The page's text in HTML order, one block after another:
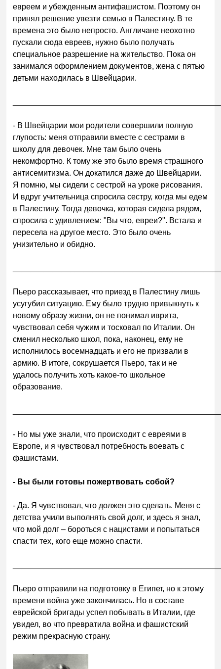
евреем и убежденным антифашистом. Поэтому он
принял решение увезти семью в Палестину. В те
времена это было непросто. Англичане неохотно
пускали сюда евреев, нужно было получать
специальное разрешение на жительство. Пока он
занимался оформлением документов, жена с пятью
детьми находилась в Швейцарии.
- В Швейцарии мои родители совершили полную
глупость: меня отправили вместе с сестрами в
школу для девочек. Мне там было очень
некомфортно. К тому же это было время страшного
антисемитизма. Он докатился даже до Швейцарии.
Я помню, мы сидели с сестрой на уроке рисования.
И вдруг учительница спросила сестру, когда мы едем
в Палестину. Тогда девочка, которая сидела рядом,
спросила с удивлением: "Вы что, евреи?". Встала и
пересела на другое место. Это было очень
унизительно и обидно.
Пьеро рассказывает, что приезд в Палестину лишь
усугубил ситуацию. Ему было трудно привыкнуть к
новому образу жизни, он не понимал иврита,
чувствовал себя чужим и тосковал по Италии. Он
сменил несколько школ, пока, наконец, ему не
исполнилось восемнадцать и его не призвали в
армию. В итоге, сокрушается Пьеро, так и не
удалось получить хоть какое-то школьное
образование.
- Но мы уже знали, что происходит с евреями в
Европе, и я чувствовал потребность воевать с
фашистами.
- Вы были готовы пожертвовать собой?
- Да. Я чувствовал, что должен это сделать. Меня с
детства учили выполнять свой долг, и здесь я знал,
что мой долг – бороться с нацистами и попытаться
спасти тех, кого еще можно спасти.
Пьеро отправили на подготовку в Египет, но к этому
времени война уже закончилась. Но в составе
еврейской бригады успел побывать в Италии, где
увидел, во что превратила война и фашистский
режим прекрасную страну.